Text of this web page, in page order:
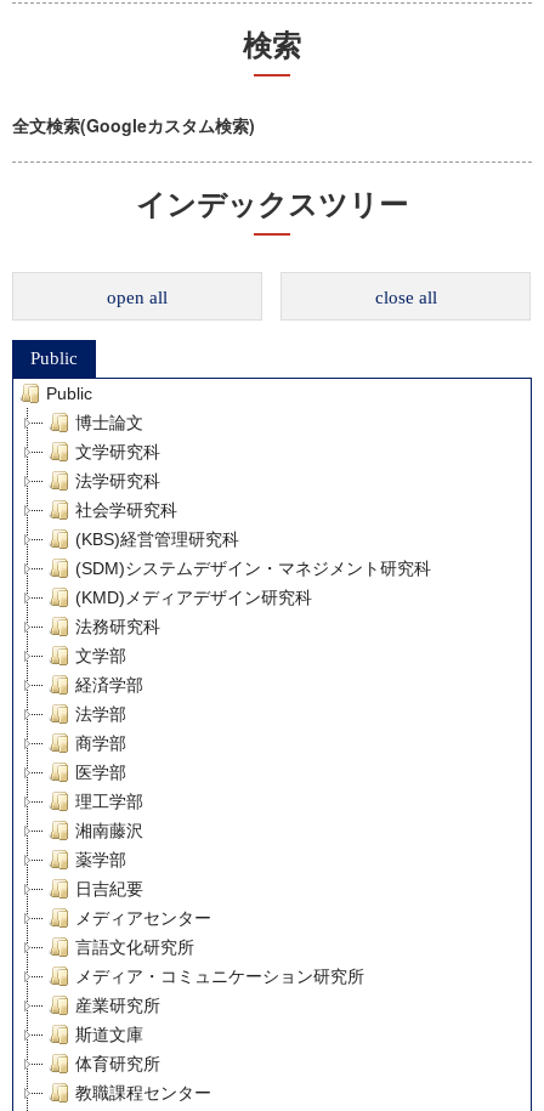
検索
全文検索(Googleカスタム検索)
インデックスツリー
open all close all
Public
Public
博士論文
文学研究科
法学研究科
社会学研究科
(KBS)経営管理研究科
(SDM)システムデザイン・マネジメント研究科
(KMD)メディアデザイン研究科
法務研究科
文学部
経済学部
法学部
商学部
医学部
理工学部
湘南藤沢
薬学部
日吉紀要
メディアセンター
言語文化研究所
メディア・コミュニケーション研究所
産業研究所
斯道文庫
体育研究所
教職課程センター